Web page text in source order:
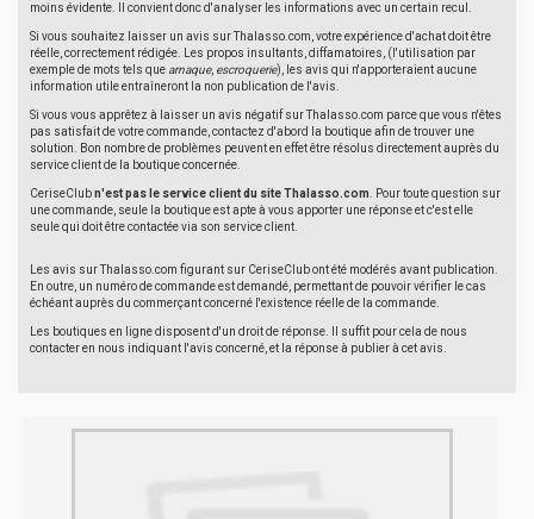
moins évidente. Il convient donc d'analyser les informations avec un certain recul.
Si vous souhaitez laisser un avis sur Thalasso.com, votre expérience d'achat doit être
réelle, correctement rédigée. Les propos insultants, diffamatoires, (l'utilisation par
exemple de mots tels que arnaque, escroquerie), les avis qui n'apporteraient aucune
information utile entraîneront la non publication de l'avis.
Si vous vous apprêtez à laisser un avis négatif sur Thalasso.com parce que vous n'êtes
pas satisfait de votre commande, contactez d'abord la boutique afin de trouver une
solution. Bon nombre de problèmes peuvent en effet être résolus directement auprès du
service client de la boutique concernée.
CeriseClubn'est pas le service client du site Thalasso.com . Pour toute question sur
une commande, seule la boutique est apte à vous apporter une réponse et c'est elle
seule qui doit être contactée via son service client.
Les avis sur Thalasso.com figurant sur CeriseClub ont été modérés avant publication.
En outre, un numéro de commande est demandé, permettant de pouvoir vérifier le cas
échéant auprès du commerçant concerné l'existence réelle de la commande.
Les boutiques en ligne disposent d'un droit de réponse. Il suffit pour cela de nous
contacter en nous indiquant l'avis concerné, et la réponse à publier à cet avis.